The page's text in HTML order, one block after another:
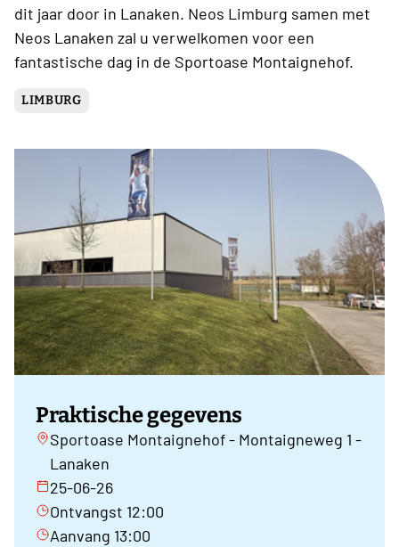
dit jaar door in Lanaken. Neos Limburg samen met
Neos Lanaken zal u verwelkomen voor een
fantastische dag in de Sportoase Montaignehof.
LIMBURG
Praktische gegevens
Sportoase Montaignehof - Montaigneweg 1 -
Lanaken
25-06-26
Ontvangst 12:00
Aanvang 13:00